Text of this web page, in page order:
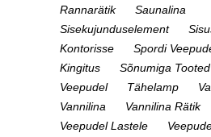
Rannarätik
Saunalina
Sisekujunduselement
Kontorisse
Spordi
Kingitus
Sõnumiga Tooted
Veepudel
Tähelamp
Vannilina
Vannilina Rätik
Veepudel Lastele